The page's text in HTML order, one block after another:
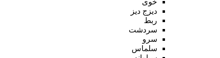
دیزج دیز
ربط
سردشت
سرو
سلماس